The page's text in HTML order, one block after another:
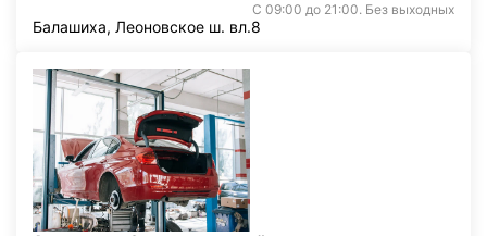
С 09:00 до 21:00. Без выходных
Балашиха, Леоновское ш. вл.8